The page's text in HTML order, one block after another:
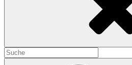
Search
for: